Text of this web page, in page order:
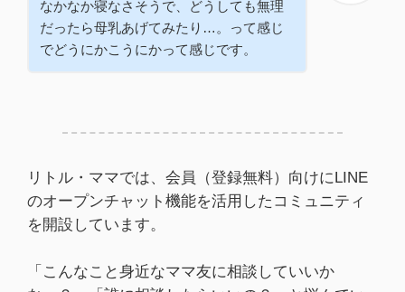
なかなか寝なさそうで、どうしても無理
だったら母乳あげてみたり…。って感じ
でどうにかこうにかって感じです。
リトル・ママでは、会員（登録無料）向けにLINE
のオープンチャット機能を活用したコミュニティ
を開設しています。
「こんなこと身近なママ友に相談していいか